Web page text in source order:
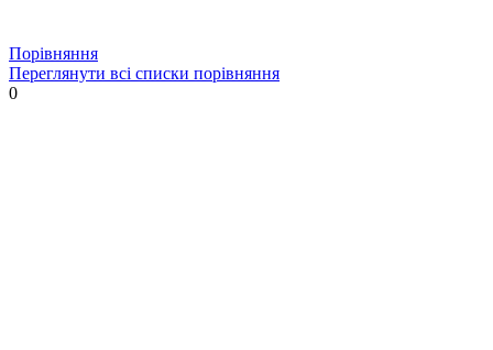
Порівняння
Переглянути всі списки порівняння
0